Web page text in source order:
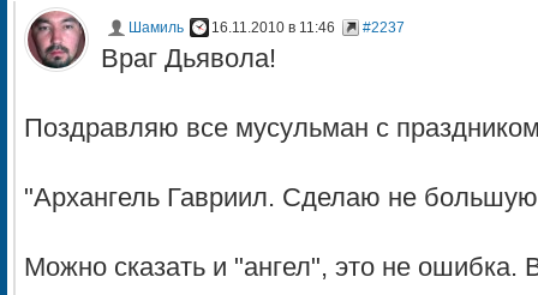
Шамиль 16.11.2010 в 11:46 #2237
Враг Дьявола!
Поздравляю все мусульман с
"Архангель Гавриил. Сделаю не
Можно сказать и "ангел", это не ошибка.